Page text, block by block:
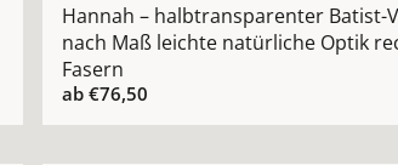
Hannah – halbtransparenter Batist-
nach Maß leichte natürliche Optik
Fasern
ab€76,50